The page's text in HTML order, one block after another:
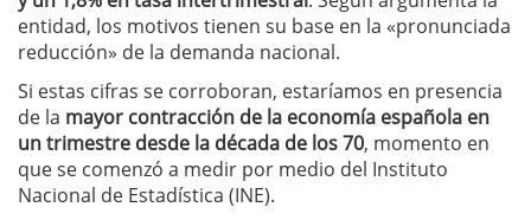
entidad, los motivos tienen su base en la «pronunciada
reducción» de la demanda nacional.
Si estas cifras se corroboran, estaríamos en presencia
de la mayor contracción de la economía española en
un trimestre desde la década de los 70, momento en
que se comenzó a medir por medio del Instituto
Nacional de Estadística (INE).